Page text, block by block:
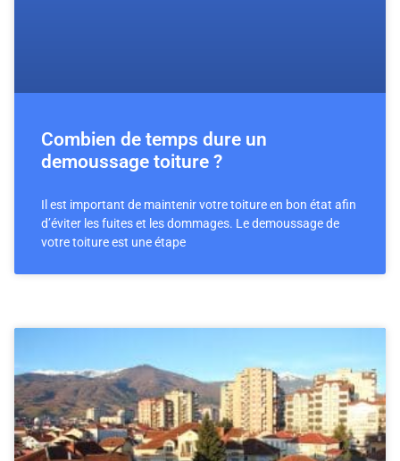
Combien de temps dure un
demoussage toiture ?
Il est important de maintenir votre toiture en bon état afin
d’éviter les fuites et les dommages. Le demoussage de
votre toiture est une étape